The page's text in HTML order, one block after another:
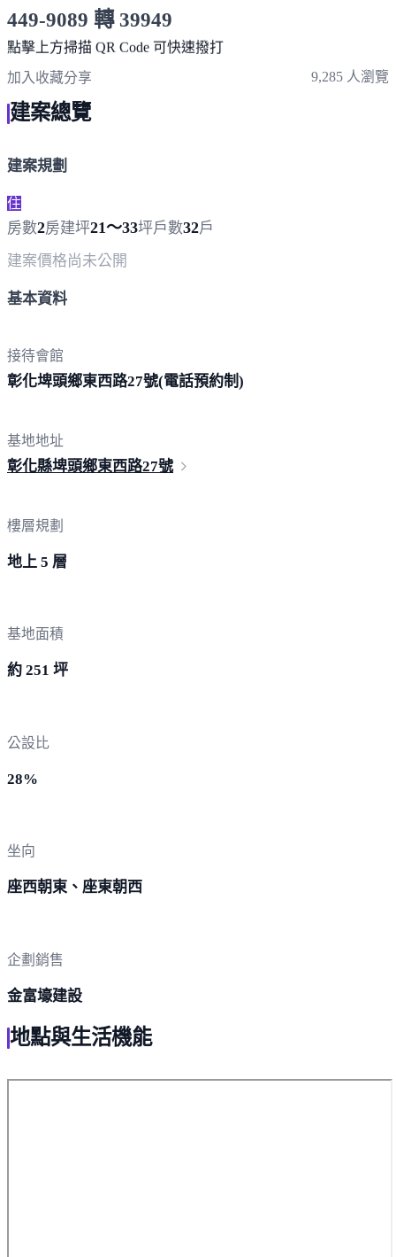
449-9089 轉 39949
服務時間 10:00～19:00
點擊上方掃描 QR Code 可快速撥打
加入收藏分享 9,285 人瀏覽
建案總覽
建案規劃
住
房數2房建坪21～33坪戶數32戶
建案價格尚未公開
基本資料
接待會館
彰化埤頭鄉東西路27號(電話預約制)
基地地址
彰化縣埤頭鄉東西路27號
樓層規劃
地上 5 層
基地面積
約 251 坪
公設比
28%
坐向
座西朝東、座東朝西
企劃銷售
金富壕建設
地點與生活機能